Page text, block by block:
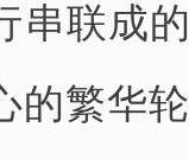
串联成
的繁华